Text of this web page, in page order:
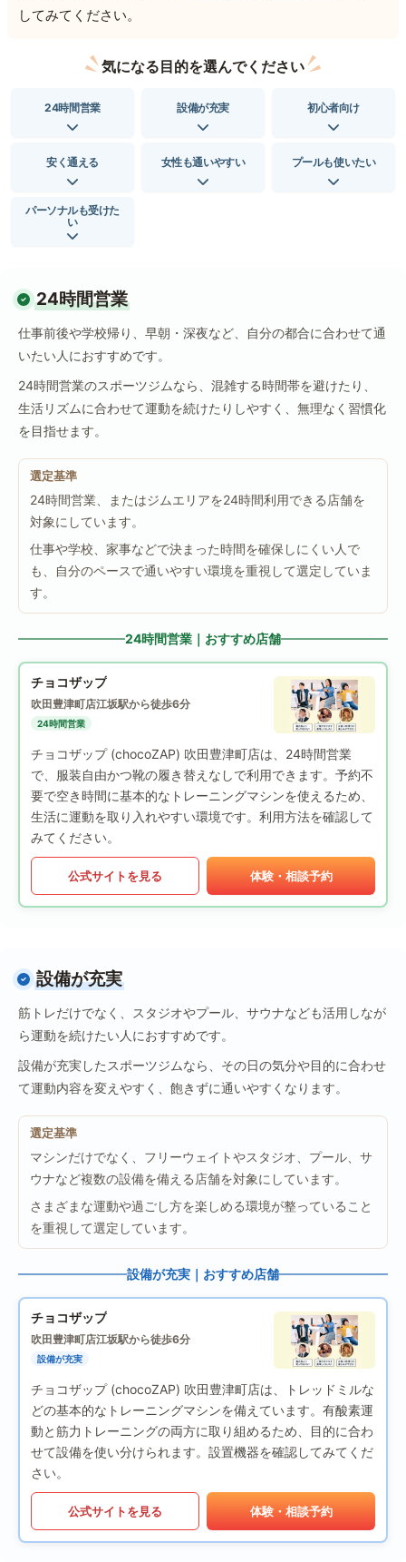
してみてください。
気になる目的を選んでください
24時間営業 設備が充実 初心者向け
安く通える 女性も通いやすい プールも使いたい
パーソナルも受けた
い
24時間営業
仕事前後や学校帰り、早朝・深夜など、自分の都合に合わせて通
いたい人におすすめです。
24時間営業のスポーツジムなら、混雑する時間帯を避けたり、
生活リズムに合わせて運動を続けたりしやすく、無理なく習慣化
を目指せます。
選定基準
24時間営業、またはジムエリアを24時間利用できる店舗を
対象にしています。
仕事や学校、家事などで決まった時間を確保しにくい人で
も、自分のペースで通いやすい環境を重視して選定していま
す。
24時間営業｜おすすめ店舗
チョコザップ
吹田豊津町店江坂駅から徒歩6分
24時間営業
チョコザップ (chocoZAP) 吹田豊津町店は、24時間営業
で、服装自由かつ靴の履き替えなしで利用できます。予約不
要で空き時間に基本的なトレーニングマシンを使えるため、
生活に運動を取り入れやすい環境です。利用方法を確認して
みてください。
公式サイトを見る 体験・相談予約
設備が充実
筋トレだけでなく、スタジオやプール、サウナなども活用しなが
ら運動を続けたい人におすすめです。
設備が充実したスポーツジムなら、その日の気分や目的に合わせ
て運動内容を変えやすく、飽きずに通いやすくなります。
選定基準
マシンだけでなく、フリーウェイトやスタジオ、プール、サ
ウナなど複数の設備を備える店舗を対象にしています。
さまざまな運動や過ごし方を楽しめる環境が整っていること
を重視して選定しています。
設備が充実｜おすすめ店舗
チョコザップ
吹田豊津町店江坂駅から徒歩6分
設備が充実
チョコザップ (chocoZAP) 吹田豊津町店は、トレッドミルな
どの基本的なトレーニングマシンを備えています。有酸素運
動と筋力トレーニングの両方に取り組めるため、目的に合わ
せて設備を使い分けられます。設置機器を確認してみてくだ
さい。
公式サイトを見る 体験・相談予約